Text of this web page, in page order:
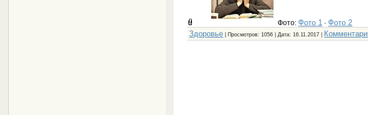
Фото:Фото 1 ·Фото 2
Здоровье | Просмотров: 1056 | Дата:16.11.2017